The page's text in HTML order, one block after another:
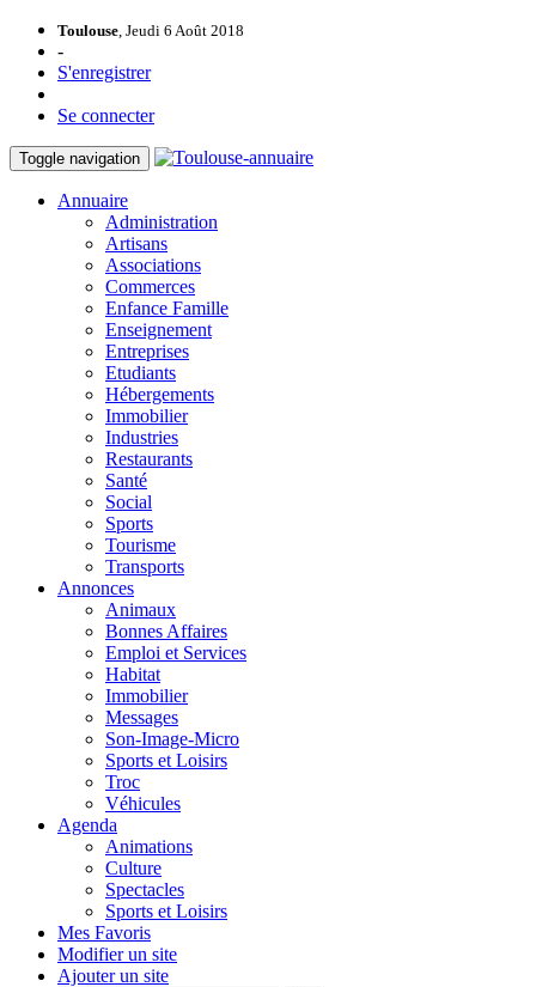
Toulouse, Jeudi 6 Août 2018
-
S'enregistrer
Se connecter
Toggle navigation
Annuaire
Administration
Artisans
Associations
Commerces
Enfance Famille
Enseignement
Entreprises
Etudiants
Hébergements
Immobilier
Industries
Restaurants
Santé
Social
Sports
Tourisme
Transports
Annonces
Animaux
Bonnes Affaires
Emploi et Services
Habitat
Immobilier
Messages
Son-Image-Micro
Sports et Loisirs
Troc
Véhicules
Agenda
Animations
Culture
Spectacles
Sports et Loisirs
Mes Favoris
Modifier un site
Ajouter un site